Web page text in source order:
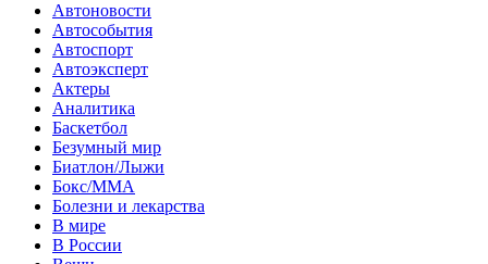
Автоновости
Автособытия
Автоспорт
Автоэксперт
Актеры
Аналитика
Баскетбол
Безумный мир
Биатлон/Лыжи
Бокс/MMA
Болезни и лекарства
В мире
В России